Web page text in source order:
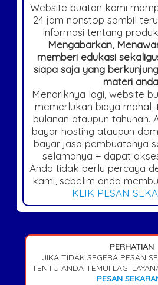
Website buatan kami
24 jam nonstop sambil
informasi tentang
Mengabarkan,
memberi edukasi
siapa saja yang
materi anda
Menariknya lagi, website
memerlukan biaya mahal,
bulanan ataupun tahunan.
bayar hosting ataupun
bayar jasa pembuatanya
selamanya + dapat
Anda tidak perlu percaya
kami, sebelim anda
KLIK PESAN
PERHATIAN
JIKA TIDAK SEGERA PESAN
TENTU ANDA TEMUI LAGI
PESAN